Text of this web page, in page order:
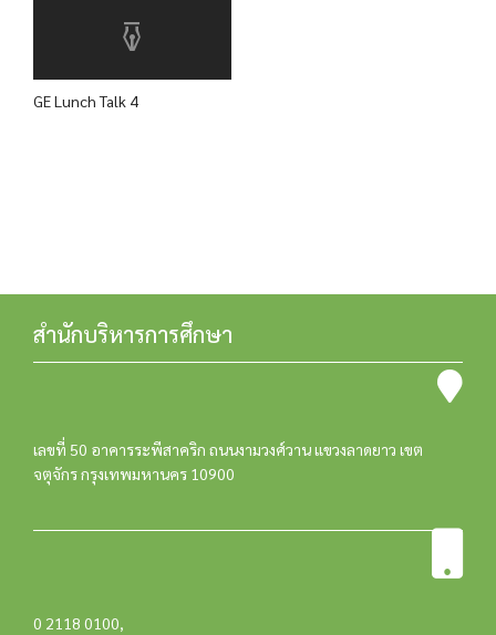
GE Lunch Talk 4
สำนักบริหารการศึกษา
เลขที่ 50 อาคารระพีสาคริก ถนนงามวงศ์วาน แขวงลาดยาว เขต
จตุจักร กรุงเทพมหานคร 10900
0 2118 0100,